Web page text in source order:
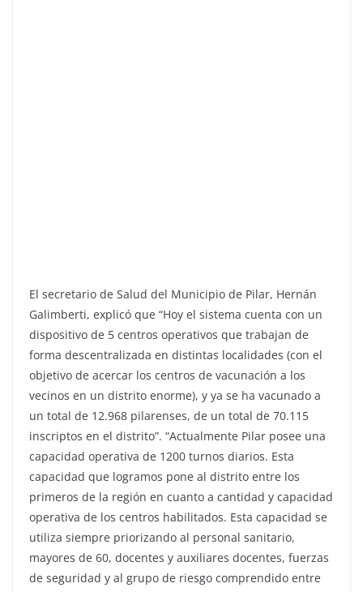
El secretario de Salud del Municipio de Pilar, Hernán
Galimberti, explicó que “Hoy el sistema cuenta con un
dispositivo de 5 centros operativos que trabajan de
forma descentralizada en distintas localidades (con el
objetivo de acercar los centros de vacunación a los
vecinos en un distrito enorme), y ya se ha vacunado a
un total de 12.968 pilarenses, de un total de 70.115
inscriptos en el distrito”. “Actualmente Pilar posee una
capacidad operativa de 1200 turnos diarios. Esta
capacidad que logramos pone al distrito entre los
primeros de la región en cuanto a cantidad y capacidad
operativa de los centros habilitados. Esta capacidad se
utiliza siempre priorizando al personal sanitario,
mayores de 60, docentes y auxiliares docentes, fuerzas
de seguridad y al grupo de riesgo comprendido entre